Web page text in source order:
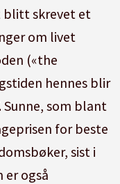
blitt skrevet et
om livet
(«the
hennes blir
som blant
for beste
sist i
er også